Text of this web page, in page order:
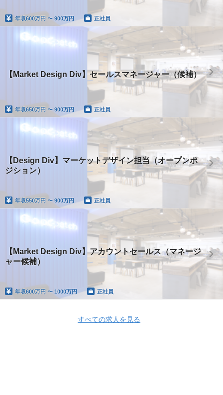
年収600万円 〜 900万円 正社員
【Market Design Div】セールスマネージャー（候補）
年収650万円 〜 900万円 正社員
【Design Div】マーケットデザイン担当（オープンポ
ジション）
年収550万円 〜 900万円 正社員
【Market Design Div】アカウントセールス（マネージ
ャー候補）
年収600万円 〜 1000万円 正社員
すべての求人を見る